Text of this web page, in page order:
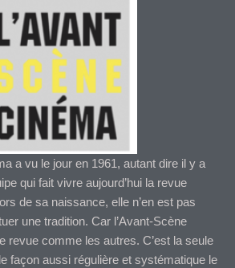
a vu le jour en 1961, autant dire il y a
qui fait vivre aujourd’hui la revue
de sa naissance, elle n’en est pas
une tradition. Car l’Avant-Scène
revue comme les autres. C’est la seule
façon aussi régulière et systématique le